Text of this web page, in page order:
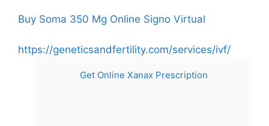
Buy Soma 350 Mg Online Signo Virtual
https://geneticsandfertility.com/services/ivf/
Get Online Xanax Prescription